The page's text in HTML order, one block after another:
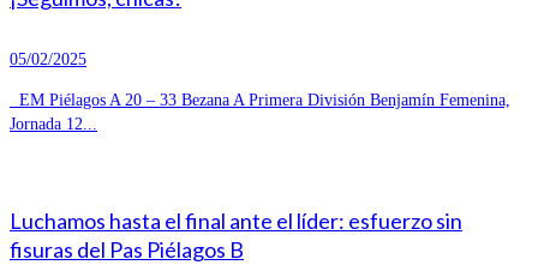
05/02/2025
EM Piélagos A 20 – 33 Bezana A Primera División Benjamín Femenina,
Jornada 12...
Luchamos hasta el final ante el líder: esfuerzo sin
fisuras del Pas Piélagos B